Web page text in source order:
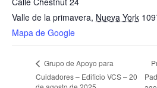
Valle de la primavera, Nueva York
Mapa de Google
Grupo de Apoyo para
Cuidadores – Edificio VCS – 20